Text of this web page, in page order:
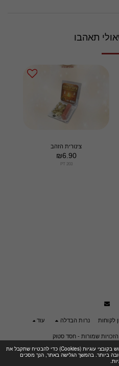
אתר זה עושה שימוש בקובצי עוגיות (Cookies) כדי להבטיח שתקבל את
ביותר. בהמשך הגלישה באתר, הנך מסכים
תאהבו
צינורית הזהב
₪6.90
PT 203
לקוחות נרות הבדלה עוד
חסד סטוק
|הצהרת נגישות